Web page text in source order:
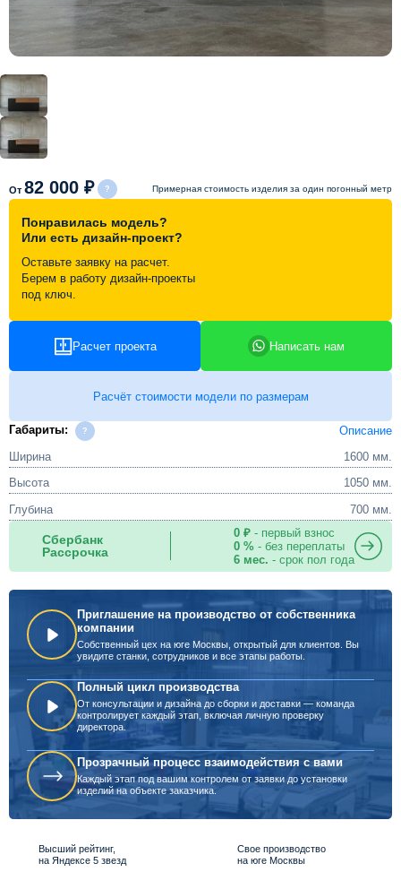
Акции и скидки
Портфолио
Видеоотзывы
Контакты
От 82 000 ₽ Примерная стоимость изделия за один погонный метр
Понравилась модель?
Или есть дизайн-проект?
Оставьте заявку на расчет.
Берем в работу дизайн-проекты
под ключ.
Расчет проекта Написать нам
Расчёт стоимости модели по размерам
Габариты:
Описание
Ширина
1600 мм.
Высота
1050 мм.
Глубина
700 мм.
Сбербанк
Рассрочка
0 ₽- первый взнос
0 %- без переплаты
6 мес. - срок пол года
Приглашение на производство от собственника
компании
Собственный цех на юге Москвы, открытый для клиентов. Вы
увидите станки, сотрудников и все этапы работы.
Полный цикл производства
От консультации и дизайна до сборки и доставки — команда
контролирует каждый этап, включая личную проверку
директора.
Прозрачный процесс взаимодействия с вами
Каждый этап под вашим контролем от заявки до установки
изделий на объекте заказчика.
Высший рейтинг,
на Яндексе 5 звезд
Свое производство
на юге Москвы